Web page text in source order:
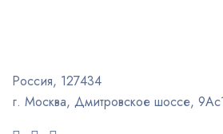
Россия, 127434
г. Москва, Дмитровское шоссе,